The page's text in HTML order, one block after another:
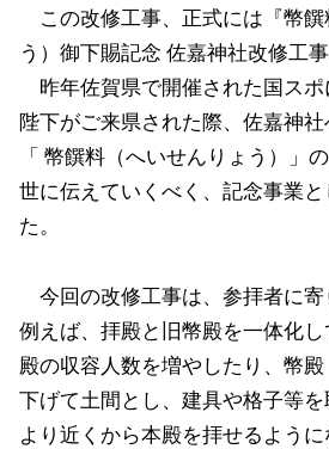
この改修工事、正式には『幣饌
う） 御下賜記念 佐嘉神社改修工事
昨年佐賀県で開催された国スポ
陛下がご来県された際、佐嘉神
「 幣饌料（へいせんりょう）
」
世に伝えていくべく、記念事業
た。
今回の改修工事は、参拝者に寄
例えば、拝殿と旧幣殿を一体化
殿の収容人数を増やしたり、幣
下げて土間とし、建具や格子等
より近くから本殿を拝せるように